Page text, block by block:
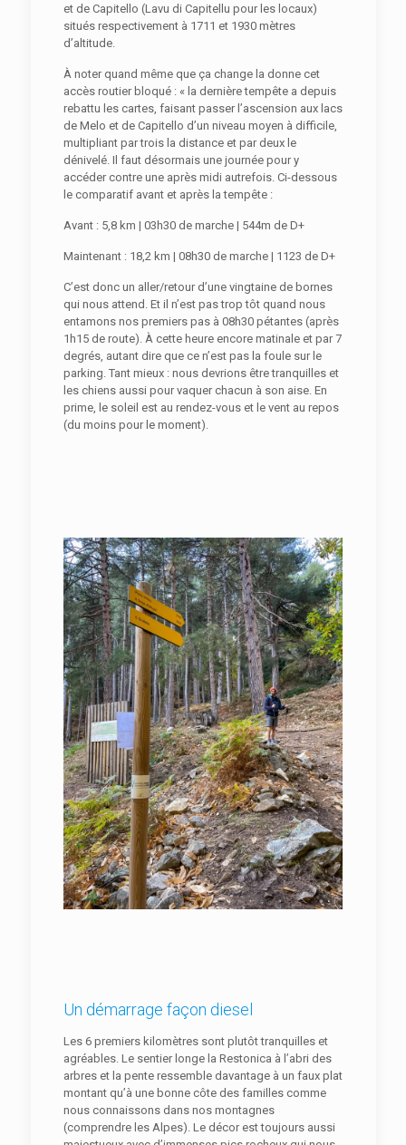
et de Capitello (Lavu di Capitellu pour les locaux)
situés respectivement à 1711 et 1930 mètres
d’altitude.
À noter quand même que ça change la donne cet
accès routier bloqué : « la dernière tempête a depuis
rebattu les cartes, faisant passer l’ascension aux lacs
de Melo et de Capitello d’un niveau moyen à difficile,
multipliant par trois la distance et par deux le
dénivelé. Il faut désormais une journée pour y
accéder contre une après midi autrefois. Ci-dessous
le comparatif avant et après la tempête :
Avant : 5,8 km | 03h30 de marche | 544m de D+
Maintenant : 18,2 km | 08h30 de marche | 1123 de D+
C’est donc un aller/retour d’une vingtaine de bornes
qui nous attend. Et il n’est pas trop tôt quand nous
entamons nos premiers pas à 08h30 pétantes (après
1h15 de route). À cette heure encore matinale et par 7
degrés, autant dire que ce n’est pas la foule sur le
parking. Tant mieux : nous devrions être tranquilles et
les chiens aussi pour vaquer chacun à son aise. En
prime, le soleil est au rendez-vous et le vent au repos
(du moins pour le moment).
Un démarrage façon diesel
Les 6 premiers kilomètres sont plutôt tranquilles et
agréables. Le sentier longe la Restonica à l’abri des
arbres et la pente ressemble davantage à un faux plat
montant qu’à une bonne côte des familles comme
nous connaissons dans nos montagnes
(comprendre les Alpes). Le décor est toujours aussi